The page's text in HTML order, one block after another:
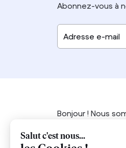
Abonnez-vous à
Adresse e-mail
Bonjour ! Nous
électroniques